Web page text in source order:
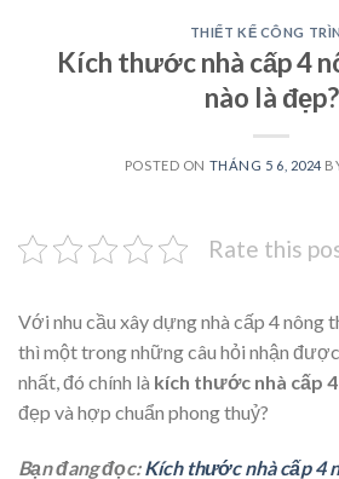
THIẾT KẾ CÔNG
Kích thước nhà cấp 4
nào là đẹp?
POSTED ON THÁNG 5 6, 2024
Rate this
Với nhu cầu xây dựng nhà cấp 4 nông
thì một trong những câu hỏi nhận
nhất, đó chính là kích thước nhà cấp
đẹp và hợp chuẩn phong thuỷ?
Bạn đang đọc:Kích thước nhà cấp 4